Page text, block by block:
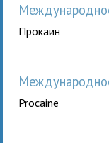
Прокаин
Procaine